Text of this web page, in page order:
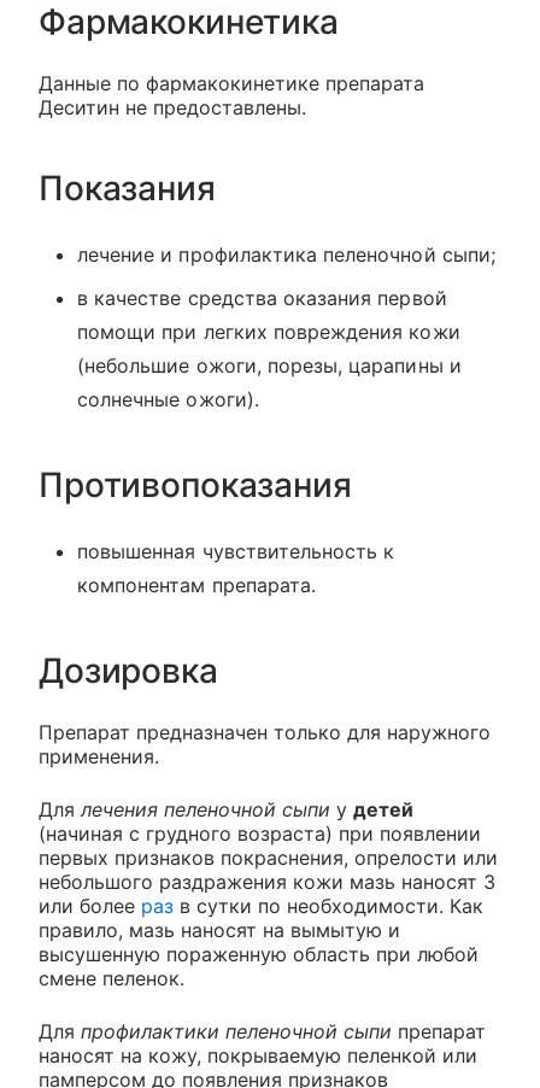
Фармакокинетика
Данные по фармакокинетике препарата
Деситин не предоставлены.
Показания
лечение и профилактика пеленочной сыпи;
в качестве средства оказания первой
помощи при легких повреждения кожи
(небольшие ожоги, порезы, царапины и
солнечные ожоги).
Противопоказания
повышенная чувствительность к
компонентам препарата.
Дозировка
Препарат предназначен только для наружного
применения.
Длялечения пеленочной сыпи у детей
(начиная с грудного возраста) при появлении
первых признаков покраснения, опрелости или
небольшого раздражения кожи мазь наносят 3
или более раз в сутки по необходимости. Как
правило, мазь наносят на вымытую и
высушенную пораженную область при любой
смене пеленок.
Для профилактики пеленочной сыпи препарат
наносят на кожу, покрываемую пеленкой или
памперсом до появления признаков